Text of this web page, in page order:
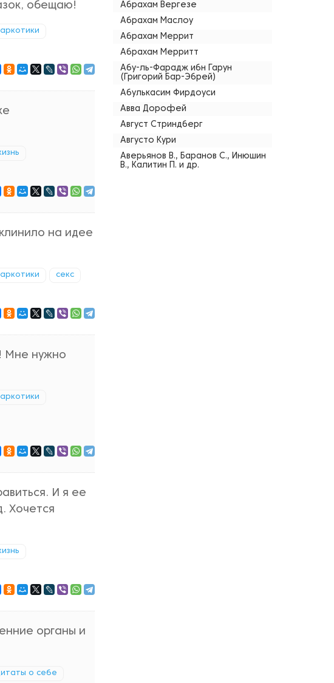
обещаю!
на идее
секс
Мне нужно
И я ее
Хочется
органы и
о себе
Абрахам Вергезе
Абрахам Маслоу
Абрахам Меррит
Абрахам Мерритт
Абу-ль-Фарадж ибн Гарун
(Григорий Бар-Эбрей)
Абулькасим Фирдоуси
Авва Дорофей
Август Стриндберг
Августо Кури
Аверьянов В., Баранов С., Инюшин
В., Калитин П. и др.